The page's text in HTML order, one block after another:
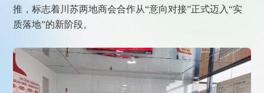
推，标志着川苏两地商会合作从“意向对接”正式迈入“实
质落地”的新阶段。